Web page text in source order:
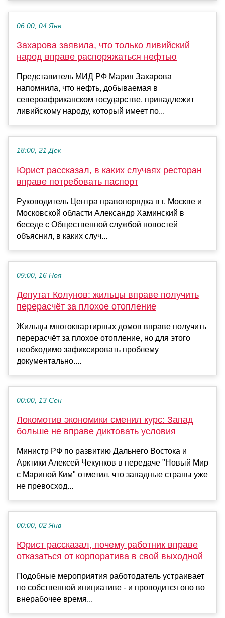
06:00, 04 Янв
Захарова заявила, что только ливийский
народ вправе распоряжаться нефтью
Представитель МИД РФ Мария Захарова
напомнила, что нефть, добываемая в
североафриканском государстве, принадлежит
ливийскому народу, который имеет по...
18:00, 21 Дек
Юрист рассказал, в каких случаях ресторан
вправе потребовать паспорт
Руководитель Центра правопорядка в г. Москве и
Московской области Александр Хаминский в
беседе с Общественной службой новостей
объяснил, в каких случ...
09:00, 16 Ноя
Депутат Колунов: жильцы вправе получить
перерасчёт за плохое отопление
Жильцы многоквартирных домов вправе получить
перерасчёт за плохое отопление, но для этого
необходимо зафиксировать проблему
документально....
00:00, 13 Сен
Локомотив экономики сменил курс: Запад
больше не вправе диктовать условия
Министр РФ по развитию Дальнего Востока и
Арктики Алексей Чекунков в передаче "Новый Мир
с Мариной Ким" отметил, что западные страны уже
не превосход...
00:00, 02 Янв
Юрист рассказал, почему работник вправе
отказаться от корпоратива в свой выходной
Подобные мероприятия работодатель устраивает
по собственной инициативе - и проводится оно во
внерабочее время...